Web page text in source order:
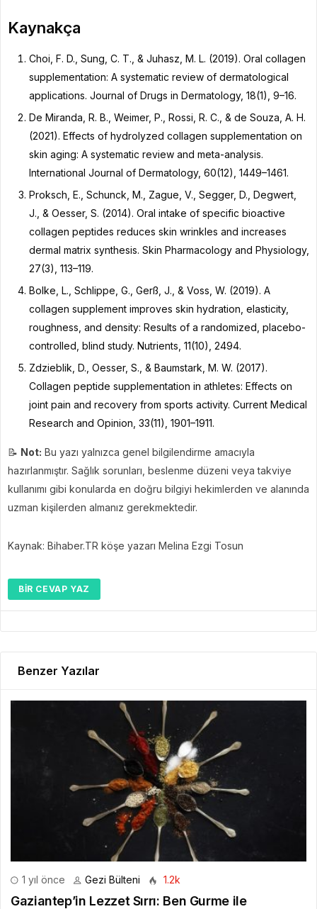
Kaynakça
Choi, F. D., Sung, C. T., & Juhasz, M. L. (2019). Oral collagen
supplementation: A systematic review of dermatological
applications. Journal of Drugs in Dermatology, 18(1), 9–16.
De Miranda, R. B., Weimer, P., Rossi, R. C., & de Souza, A. H.
(2021). Effects of hydrolyzed collagen supplementation on
skin aging: A systematic review and meta-analysis.
International Journal of Dermatology, 60(12), 1449–1461.
Proksch, E., Schunck, M., Zague, V., Segger, D., Degwert,
J., & Oesser, S. (2014). Oral intake of specific bioactive
collagen peptides reduces skin wrinkles and increases
dermal matrix synthesis. Skin Pharmacology and Physiology,
27(3), 113–119.
Bolke, L., Schlippe, G., Gerß, J., & Voss, W. (2019). A
collagen supplement improves skin hydration, elasticity,
roughness, and density: Results of a randomized, placebo-
controlled, blind study. Nutrients, 11(10), 2494.
Zdzieblik, D., Oesser, S., & Baumstark, M. W. (2017).
Collagen peptide supplementation in athletes: Effects on
joint pain and recovery from sports activity. Current Medical
Research and Opinion, 33(11), 1901–1911.
📝 Not: Bu yazı yalnızca genel bilgilendirme amacıyla
hazırlanmıştır. Sağlık sorunları, beslenme düzeni veya takviye
kullanımı gibi konularda en doğru bilgiyi hekimlerden ve alanında
uzman kişilerden almanız gerekmektedir.
Kaynak: Bihaber.TR köşe yazarı Melina Ezgi Tosun
BIR CEVAP YAZ
Benzer Yazılar
1 yıl önce Gezi Bülteni 1.2k
Gaziantep’in Lezzet Sırrı: Ben Gurme ile